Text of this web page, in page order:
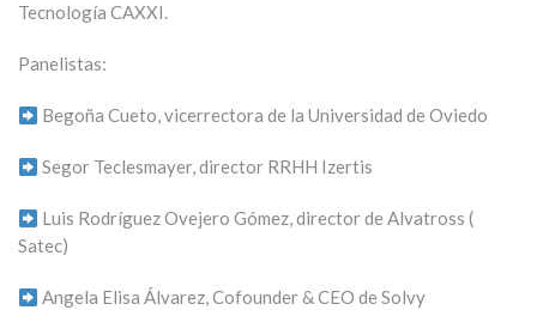
Tecnología CAXXI.
Panelistas:
Begoña Cueto, vicerrectora de la Universidad de Oviedo
Segor Teclesmayer, director RRHH Izertis
Luis Rodríguez Ovejero Gómez, director de Alvatross (
Satec)
Angela Elisa Álvarez, Cofounder & CEO de Solvy